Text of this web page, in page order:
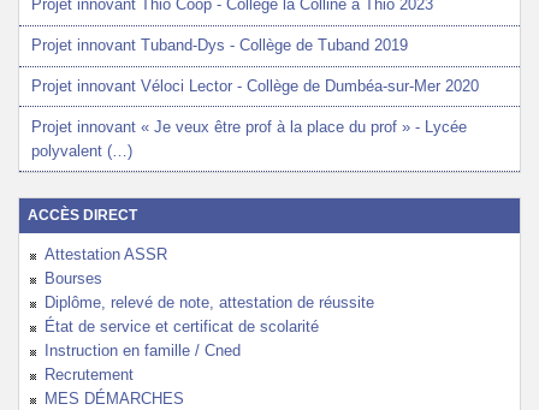
Projet innovant Thio Coop - Collège la Colline à Thio 2023
Projet innovant Tuband-Dys - Collège de Tuband 2019
Projet innovant Véloci Lector - Collège de Dumbéa-sur-Mer 2020
Projet innovant « Je veux être prof à la place du prof » - Lycée
polyvalent (…)
ACCÈS DIRECT
Attestation ASSR
Bourses
Diplôme, relevé de note, attestation de réussite
État de service et certificat de scolarité
Instruction en famille / Cned
Recrutement
MES DÉMARCHES